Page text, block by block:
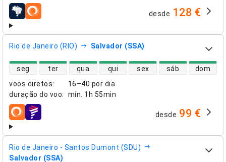
companhias aéreas desde 128 €
Rio de Janeiro (RIO) Salvador (SSA)
voos diretos:
16–40 por dia
duração do voo: mín. 1h 55min
disponibilidade de voos diretos
seg ter qua qui sex sáb dom
companhias aéreas desde 99 €
Rio de Janeiro - Santos Dumont (SDU)
Salvador (SSA)